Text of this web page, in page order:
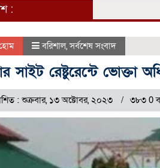
:
বরিশাল,সর্বশেষ সংবাদ
সাইট রেষ্টুরেন্টে ভোক্তা
: শুক্রবার, ১৩ অক্টোবর, ২০২৩ ৩৮৩ 0